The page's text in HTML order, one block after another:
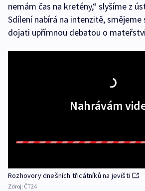
nemám čas na kretény,“ slyšíme z
Sdílení nabírá na intenzitě, smějeme
dojati upřímnou debatou o
Nahrávám
Rozhovory dnešních třicátníků na jevišti
Zdroj: ČT24